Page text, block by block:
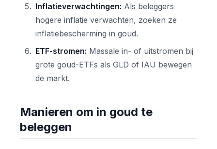
Inflatieverwachtingen: Als beleggers
hogere inflatie verwachten, zoeken ze
inflatiebescherming in goud.
ETF-stromen: Massale in- of uitstromen bij
grote goud-ETFs als GLD of IAU bewegen
de markt.
Manieren om in goud te
beleggen